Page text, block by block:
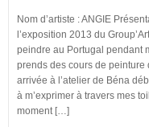
Nom d’artiste : ANGIE
l’exposition 2013 du
peindre au Portugal pendant
prends des cours de peinture
arrivée à l’atelier de Béna
à m’exprimer à travers mes
moment […]